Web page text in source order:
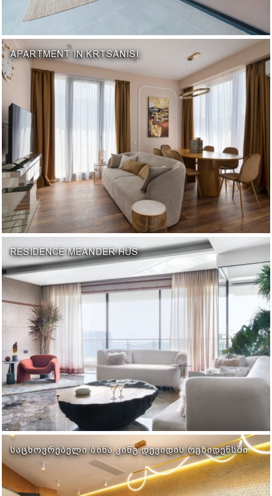
APARTMENT IN KRTSANISI
RESIDENCE MEANDER HŪS
ᲡᲐᲪᲮᲝᲕᲠᲔᲑᲔᲚᲘ ᲑᲘᲜᲐ ᲙᲘᲜᲒ ᲓᲔᲕᲘᲓᲘᲡ ᲠᲔᲖᲘᲓᲔᲜᲡᲨᲘ